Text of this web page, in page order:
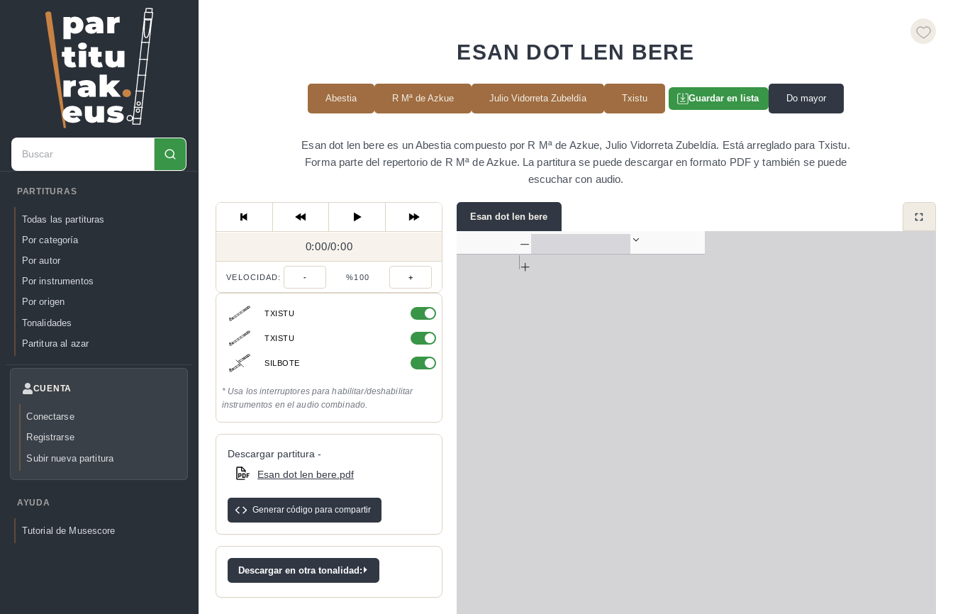
PARTITURAS
Todas las partituras
Por categoría
Por autor
Por instrumentos
Por origen
Tonalidades
Partitura al azar
CUENTA
Conectarse
Registrarse
Subir nueva partitura
AYUDA
Tutorial de Musescore
ESAN DOT LEN BERE
Abestia R Mª de Azkue Julio Vidorreta Zubeldía Txistu Guardar en lista Do mayor
Esan dot len bere es un Abestia compuesto por R Mª de Azkue, Julio Vidorreta Zubeldía. Está arreglado para Txistu.
Forma parte del repertorio de R Mª de Azkue. La partitura se puede descargar en formato PDF y también se puede
escuchar con audio.
0:00/
0:00/0:00
VELOCIDAD: - %100 +
TXISTU
TXISTU
SILBOTE
* Usa los interruptores para habilitar/deshabilitar
instrumentos en el audio combinado.
Descargar partitura -
Esan dot len bere.pdf
Generar código para compartir
Descargar en otra tonalidad:
Esan dot len bere